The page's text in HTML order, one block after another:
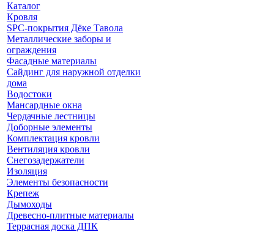
Каталог
Кровля
SPC-покрытия Дёке Тавола
Металлические заборы и
ограждения
Фасадные материалы
Сайдинг для наружной отделки
дома
Водостоки
Мансардные окна
Чердачные лестницы
Доборные элементы
Комплектация кровли
Вентиляция кровли
Снегозадержатели
Изоляция
Элементы безопасности
Крепеж
Дымоходы
Древесно-плитные материалы
Террасная доска ДПК